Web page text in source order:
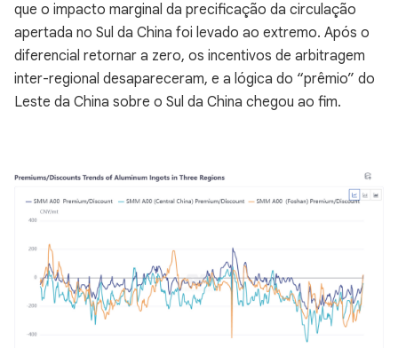
que o impacto marginal da precificação da circulação
apertada no Sul da China foi levado ao extremo. Após o
diferencial retornar a zero, os incentivos de arbitragem
inter-regional desapareceram, e a lógica do “prêmio” do
Leste da China sobre o Sul da China chegou ao fim.